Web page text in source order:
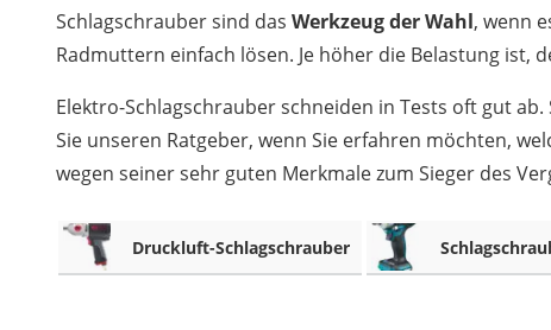
Nadelentroster
Winkelschleifer-230-mm
Metalldetektor (Kinder)
Geigerzähler
Bitset
Metallbandsäge
Akku-Schlagbohrschrauber
Aluleiter
Schallpegelmessgerät
Schlagschrauber sind das Werkzeug der Wahl, wenn
Radmuttern einfach lösen. Je höher die Belastung ist,
Elektro-Schlagschrauber schneiden in Tests oft gut
Sie unseren Ratgeber, wenn Sie erfahren möchten,
wegen seiner sehr guten Merkmale zum Sieger des
Druckluft-Schlagschrauber